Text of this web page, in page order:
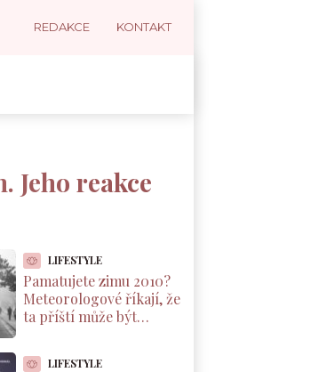
REDAKCE KONTAKT
Jeho reakce
LIFESTYLE
Pamatujete zimu 2010?
Meteorologové říkají, že
ta příští může být
Pacifiku
LIFESTYLE